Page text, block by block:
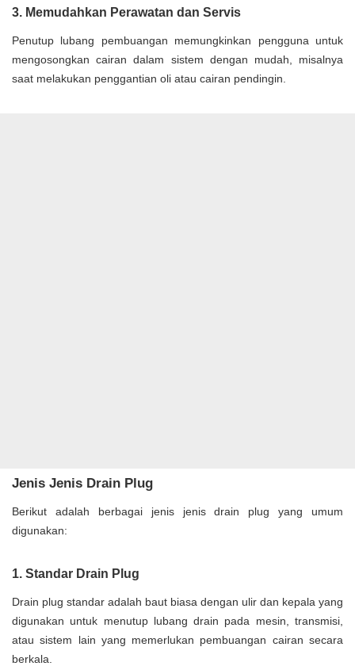
3. Memudahkan Perawatan dan Servis
Penutup lubang pembuangan memungkinkan pengguna untuk
mengosongkan cairan dalam sistem dengan mudah, misalnya
saat melakukan penggantian oli atau cairan pendingin.
Jenis Jenis Drain Plug
Berikut adalah berbagai jenis jenis drain plug yang umum
digunakan:
1. Standar Drain Plug
Drain plug standar adalah baut biasa dengan ulir dan kepala yang
digunakan untuk menutup lubang drain pada mesin, transmisi,
atau sistem lain yang memerlukan pembuangan cairan secara
berkala.